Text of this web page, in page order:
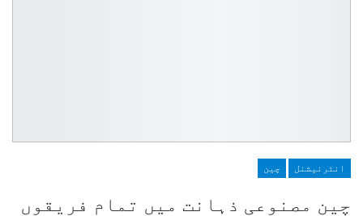
انٹرنیشنل چین
چین مصنوعی ذہانت میں تمام فریقوں